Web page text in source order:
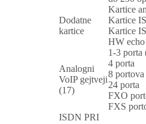
Dodatne
kartice
Kartice
Kartice
Kartice
HW
Analogni
VoIP gejtveji
(17)
1-3 porta
4 porta
8
24 porta
FXO
FXS
ISDN PRI